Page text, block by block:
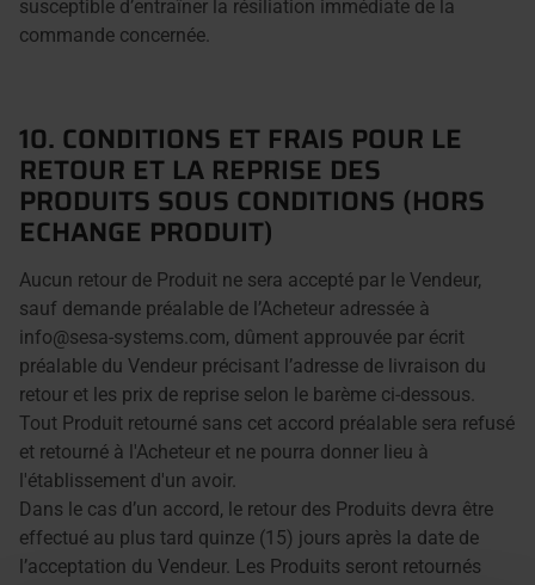
susceptible d’entraîner la résiliation immédiate de la
commande concernée.
10. CONDITIONS ET FRAIS POUR LE
RETOUR ET LA REPRISE DES
PRODUITS SOUS CONDITIONS (HORS
ECHANGE PRODUIT)
Aucun retour de Produit ne sera accepté par le Vendeur,
sauf demande préalable de l’Acheteur adressée à
info@sesa-systems.com, dûment approuvée par écrit
préalable du Vendeur précisant l’adresse de livraison du
retour et les prix de reprise selon le barème ci-dessous.
Tout Produit retourné sans cet accord préalable sera refusé
et retourné à l'Acheteur et ne pourra donner lieu à
l'établissement d'un avoir.
Dans le cas d’un accord, le retour des Produits devra être
effectué au plus tard quinze (15) jours après la date de
l’acceptation du Vendeur. Les Produits seront retournés